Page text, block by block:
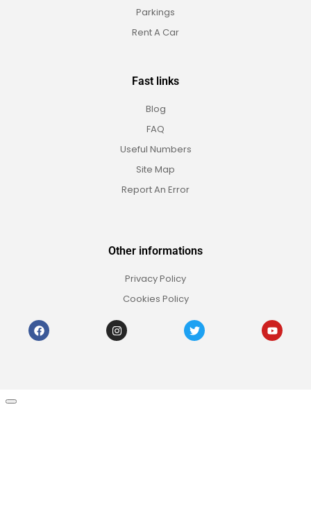
Parkings
Rent A Car
Fast links
Blog
FAQ
Useful Numbers
Site Map
Report An Error
Other informations
Privacy Policy
Cookies Policy